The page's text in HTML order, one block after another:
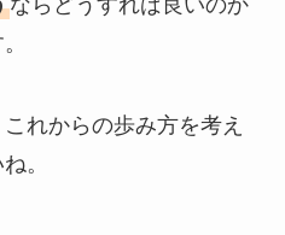
れからの歩み方を考え
。